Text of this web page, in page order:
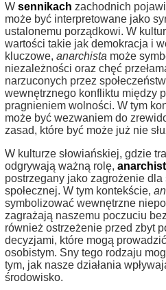
W sennikach zachodnich
może być interpretowane jako
ustalonemu porządkowi. W
wartości takie jak demokracja i
kluczowe, anarchista może
niezależności oraz chęć
narzuconych przez
wewnętrznego konfliktu między
pragnieniem wolności. W tym
może być wezwaniem do
zasad, które być może już nie
W kulturze słowiańskiej, gdzie
odgrywają ważną rolę,
postrzegany jako zagrożenie
społecznej. W tym kontekście,
symbolizować wewnętrzne
zagrażają naszemu poczuciu
również ostrzeżenie przed zbyt
decyzjami, które mogą
osobistym. Sny tego rodzaju
tym, jak nasze działania
środowisko.